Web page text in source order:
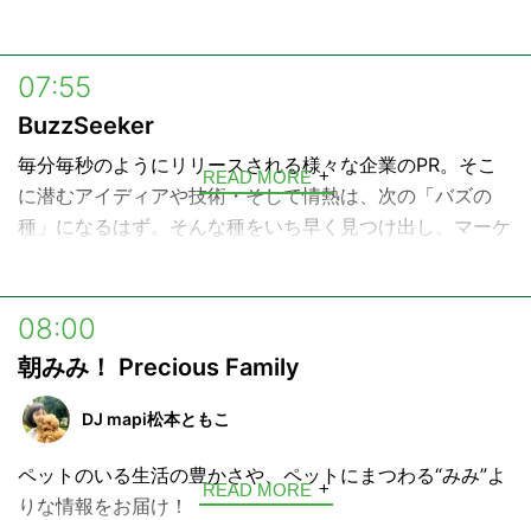
今と未来を学んでいきます。
ナビゲーターはラジオ局から大手広告会社を経て日本最大
十嵐彰がつとめます。
Z世代のメディアコミュニティ『Steenz
『Steenz』内『CLUB CEO』ページ →
https://steenz.jp/search/?keyword=CLUB+CEO
07:55
BuzzSeeker
毎分毎秒のようにリリースされる様々な企業のPR。そこ
に潜むアイディアや技術・そして情熱は、次の「バズの
種」になるはず。そんな種をいち早く見つけ出し、マーケ
READ MORE
08:00
朝みみ！ Precious Family
DJ mapi松本ともこ
ペットのいる生活の豊かさや、ペットにまつわる“みみ”よ
りな情報をお届け！
READ MORE